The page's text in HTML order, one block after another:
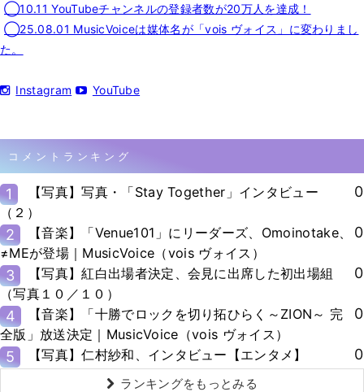
◯10.11 YouTubeチャンネルの登録者数が20万人を達成！
◯25.08.01 MusicVoiceは媒体名が「vois ヴォイス」に変わりまし
た。
Instagram YouTube
コメントランキング
1
【写真】写真・「Stay Together」インタビュー
（２）
0
2
【音楽】「Venue101」にリーダーズ、Omoinotake、
≠MEが登場｜MusicVoice（vois ヴォイス）
0
3
【写真】紅白出場者決定、会見に出席した初出場組
（写真１０／１０）
0
4
【音楽】「十勝でロックを切り拓ひらく～ZION～ 完
全版」放送決定｜MusicVoice（vois ヴォイス）
0
5 【写真】仁村紗和、インタビュー【エンタメ】 0
ランキングをもっとみる